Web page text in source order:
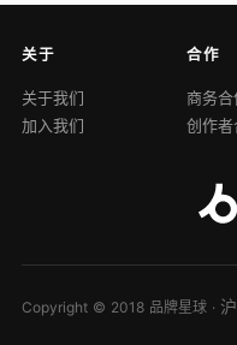
关于
关于我们
加入我们
合作
商务合
创作者
Copyright © 2018 品牌星球 ·